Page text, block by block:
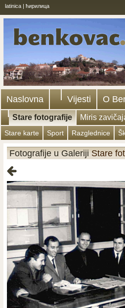
latinica | ћирилица
Naslovna Vijesti O
Stare fotografije Miris
Stare karte Sport Razglednice
Fotografije u Galeriji Stare